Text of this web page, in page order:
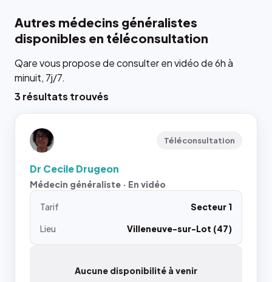
Autres médecins généralistes
disponibles en téléconsultation
Qare vous propose de consulter en vidéo de 6h à
minuit, 7j/7.
3 résultats trouvés
Téléconsultation
Dr Cecile Drugeon
Médecin généraliste · En vidéo
Tarif
Secteur 1
Lieu
Villeneuve-sur-Lot (47)
Aucune disponibilité à venir